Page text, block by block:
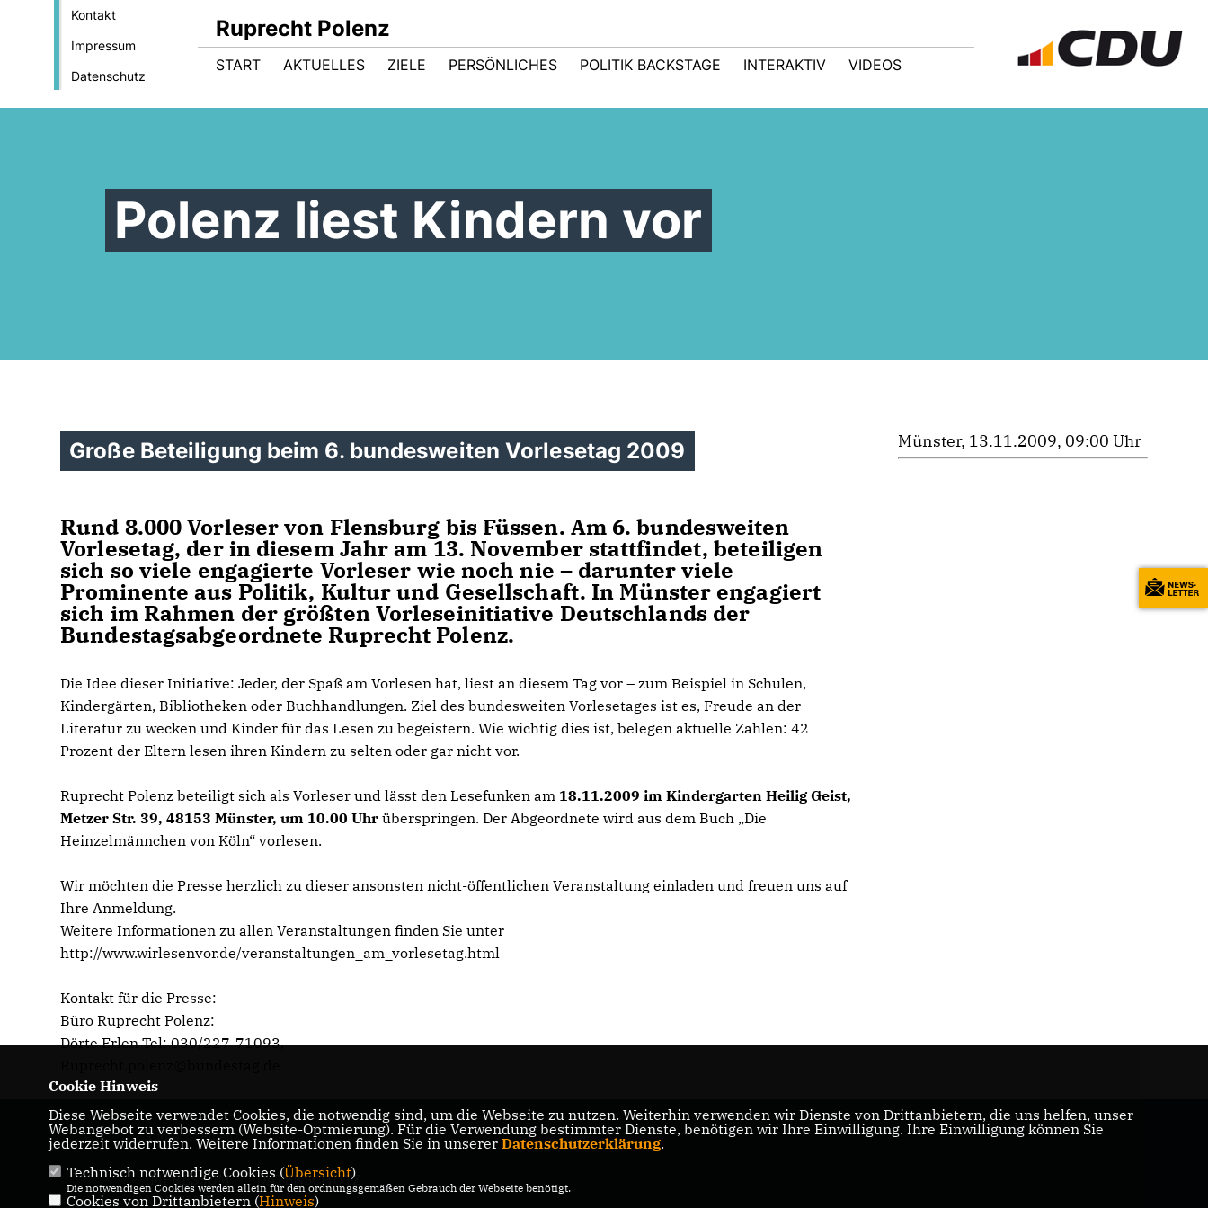
Kontakt
Impressum
Datenschutz
Ruprecht Polenz
START AKTUELLES ZIELE PERSÖNLICHES POLITIK BACKSTAGE INTERAKTIV VIDEOS
Polenz liest Kindern vor
Große Beteiligung beim 6. bundesweiten Vorlesetag 2009
Rund 8.000 Vorleser von Flensburg bis Füssen. Am 6. bundesweiten
Vorlesetag, der in diesem Jahr am 13. November stattfindet, beteiligen
sich so viele engagierte Vorleser wie noch nie – darunter viele
Prominente aus Politik, Kultur und Gesellschaft. In Münster engagiert
sich im Rahmen der größten Vorleseinitiative Deutschlands der
Bundestagsabgeordnete Ruprecht Polenz.
Die Idee dieser Initiative: Jeder, der Spaß am Vorlesen hat, liest an diesem Tag vor – zum Beispiel in Schulen,
Kindergärten, Bibliotheken oder Buchhandlungen. Ziel des bundesweiten Vorlesetages ist es, Freude an der
Literatur zu wecken und Kinder für das Lesen zu begeistern. Wie wichtig dies ist, belegen aktuelle Zahlen: 42
Prozent der Eltern lesen ihren Kindern zu selten oder gar nicht vor.
Ruprecht Polenz beteiligt sich als Vorleser und lässt den Lesefunken am 18.11.2009 im Kindergarten Heilig Geist,
Metzer Str. 39, 48153 Münster, um 10.00 Uhrüberspringen. Der Abgeordnete wird aus dem Buch „Die
Heinzelmännchen von Köln“ vorlesen.
Wir möchten die Presse herzlich zu dieser ansonsten nicht-öffentlichen Veranstaltung einladen und freuen uns auf
Ihre Anmeldung.
Weitere Informationen zu allen Veranstaltungen finden Sie unter
http://www.wirlesenvor.de/veranstaltungen_am_vorlesetag.html
Kontakt für die Presse:
Büro Ruprecht Polenz:
Dörte Erlen Tel: 030/227-71093,
Münster, 13.11.2009, 09:00 Uhr
Ruprecht Polenz
IMPRESSUM
DATENSCHUTZ
KONTAKT
Cookie Hinweis
Diese Webseite verwendet Cookies, die notwendig sind, um die Webseite zu nutzen. Weiterhin verwenden wir Dienste von Drittanbietern, die uns helfen, unser
Webangebot zu verbessern (Website-Optmierung). Für die Verwendung bestimmter Dienste, benötigen wir Ihre Einwilligung. Ihre Einwilligung können Sie
jederzeit widerrufen. Weitere Informationen finden Sie in unserer Datenschutzerklärung.
Technisch notwendige Cookies (Übersicht)
Die notwendigen Cookies werden allein für den ordnungsgemäßen Gebrauch der Webseite benötigt.
Cookies von Drittanbietern (Hinweis)